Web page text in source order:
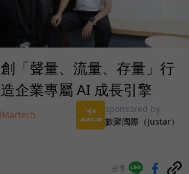
「聲量、流量、存量」行
企業專屬 AI 成長引擎
Martech
sponsored by
數聚國際（Justar）
分享